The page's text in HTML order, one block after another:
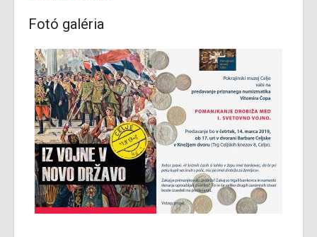
Fotó galéria